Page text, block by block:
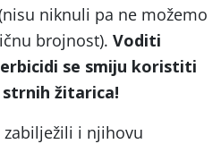
niknuli pa ne možemo
brojnost). Voditi
se smiju koristiti
žitarica!
i njihovu